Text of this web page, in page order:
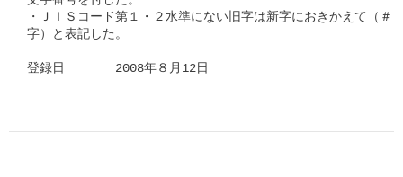
・ＪＩＳコード第１・２水準にない旧字は新字におきかえて（＃
字）と表記した。
登録日　　　　2008年８月12日